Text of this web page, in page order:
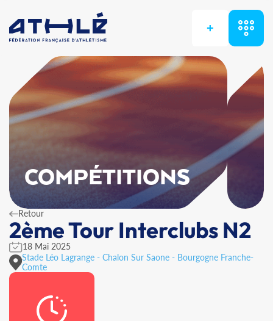
+
COMPÉTITIONS
Retour
2ème Tour Interclubs N2
18 Mai 2025
Stade Léo Lagrange - Chalon Sur Saone - Bourgogne Franche-
Comte